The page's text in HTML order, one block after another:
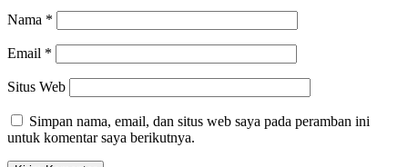
Nama *
Email *
Situs Web
Simpan nama, email, dan situs web saya pada peramban ini
untuk komentar saya berikutnya.